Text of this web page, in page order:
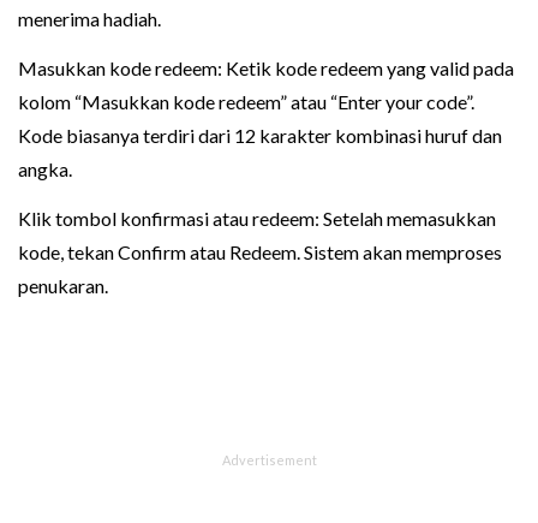
menerima hadiah.
Masukkan kode redeem: Ketik kode redeem yang valid pada
kolom “Masukkan kode redeem” atau “Enter your code”.
Kode biasanya terdiri dari 12 karakter kombinasi huruf dan
angka.
Klik tombol konfirmasi atau redeem: Setelah memasukkan
kode, tekan Confirm atau Redeem. Sistem akan memproses
penukaran.